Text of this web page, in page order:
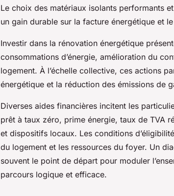
Le choix des matériaux isolants performants
un gain durable sur la facture énergétique et
Investir dans la rénovation énergétique
consommations d’énergie, amélioration du
logement. À l’échelle collective, ces actions
énergétique et la réduction des émissions de
Diverses aides financières incitent les
prêt à taux zéro, prime énergie, taux de TVA
et dispositifs locaux. Les conditions
du logement et les ressources du foyer. Un
souvent le point de départ pour moduler
parcours logique et efficace.